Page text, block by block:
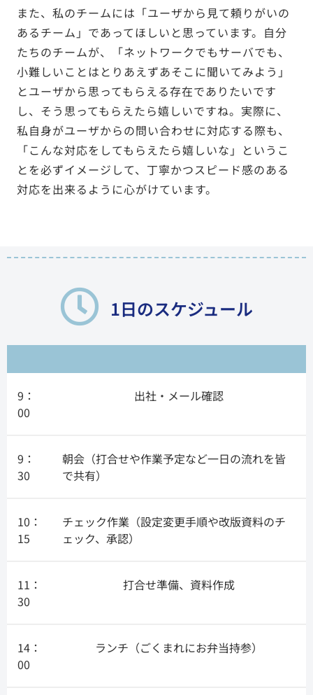
また、私のチームには「ユーザから見て頼りがいの
あるチーム」であってほしいと思っています。自分
たちのチームが、「ネットワークでもサーバでも、
小難しいことはとりあえずあそこに聞いてみよう」
とユーザから思ってもらえる存在でありたいです
し、そう思ってもらえたら嬉しいですね。実際に、
私自身がユーザからの問い合わせに対応する際も、
「こんな対応をしてもらえたら嬉しいな」というこ
とを必ずイメージして、丁寧かつスピード感のある
対応を出来るように心がけています。
1日のスケジュール
9：
00
出社・メール確認
9：
30
朝会（打合せや作業予定など一日の流れを皆
で共有）
10：
15
チェック作業（設定変更手順や改版資料のチ
ェック、承認）
11：
30
打合せ準備、資料作成
14：
00
ランチ（ごくまれにお弁当持参）